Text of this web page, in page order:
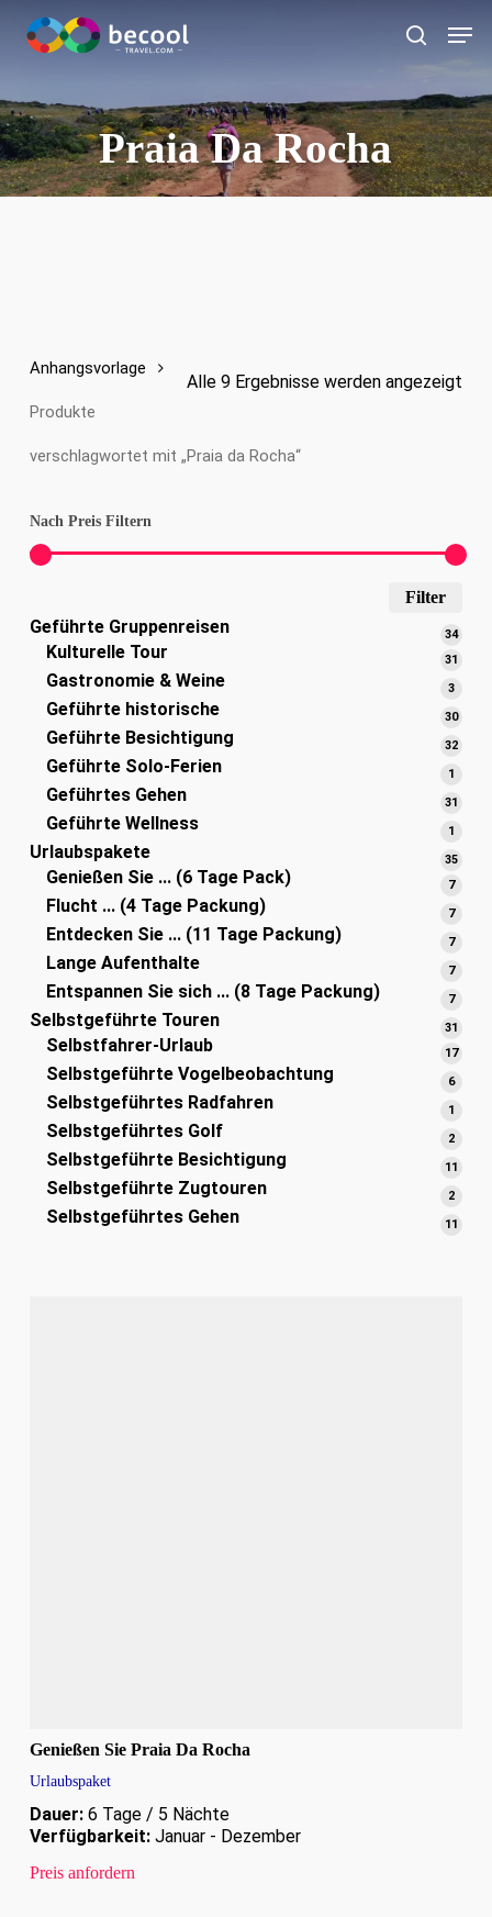
Hauptinhalt
springen
Suche
Praia Da Rocha
Alle 9 Ergebnisse werden angezeigt
Anhangsvorlage
Produkte
verschlagwortet mit „Praia da Rocha“
Nach Preis Filtern
Filter
Geführte Gruppenreisen 3434
Kulturelle Tour 31
Gastronomie & Weine 33
Geführte historische 3030
Geführte Besichtigung 3232
Geführte Solo-Ferien 1
Geführtes Gehen 31
Geführte Wellness 1
Urlaubspakete 3535
Genießen Sie ... (6 Tage Pack) 77
Flucht ... (4 Tage Packung) 77
Entdecken Sie ... (11 Tage Packung) 77
Lange Aufenthalte 77
Entspannen Sie sich ... (8 Tage Packung) 77
Selbstgeführte Touren 31
Selbstfahrer-Urlaub 1717
Selbstgeführte Vogelbeobachtung 66
Selbstgeführtes Radfahren 1
Selbstgeführtes Golf 22
Selbstgeführte Besichtigung 11
Selbstgeführte Zugtouren 22
Selbstgeführtes Gehen 11
Genießen Sie Praia Da Rocha
Urlaubspaket
Dauer:6 Tage / 5 Nächte
Verfügbarkeit:Januar - Dezember
Preis anfordern